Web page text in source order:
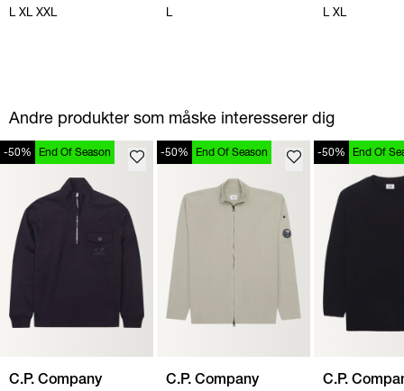
L XL XXL L L XL
Andre produkter som måske interesserer dig
-50% End Of Season
C.P. Company
-50% End Of Season
C.P. Company
-50% End Of
C.P.